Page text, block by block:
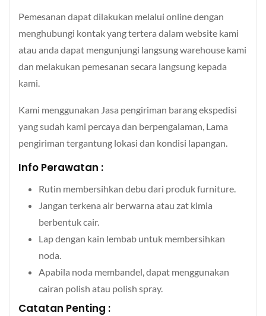
Pemesanan dapat dilakukan melalui online dengan
menghubungi kontak yang tertera dalam website kami
atau anda dapat mengunjungi langsung warehouse kami
dan melakukan pemesanan secara langsung kepada
kami.
Kami menggunakan Jasa pengiriman barang ekspedisi
yang sudah kami percaya dan berpengalaman, Lama
pengiriman tergantung lokasi dan kondisi lapangan.
Info Perawatan :
Rutin membersihkan debu dari produk furniture.
Jangan terkena air berwarna atau zat kimia
berbentuk cair.
Lap dengan kain lembab untuk membersihkan
noda.
Apabila noda membandel, dapat menggunakan
cairan polish atau polish spray.
Catatan Penting :